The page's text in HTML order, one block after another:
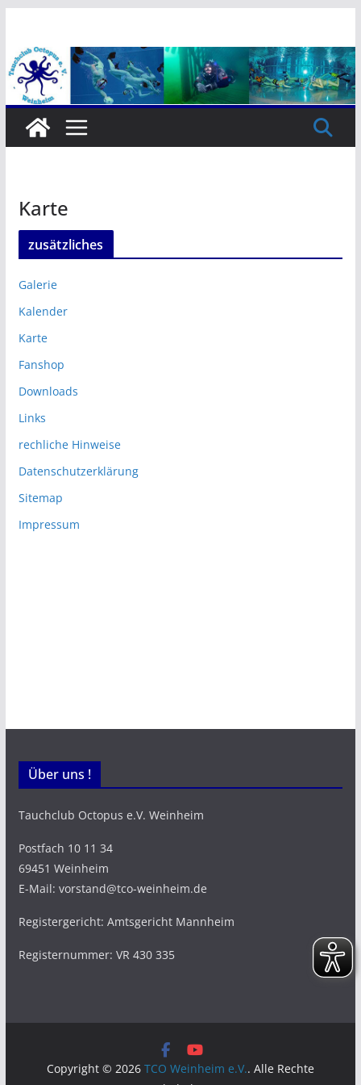
springen
Karte
zusätzliches
Galerie
Kalender
Karte
Fanshop
Downloads
Links
rechliche Hinweise
Datenschutzerklärung
Sitemap
Impressum
Über uns !
Tauchclub Octopus e.V. Weinheim
Postfach 10 11 34
69451 Weinheim
E-Mail: vorstand@tco-weinheim.de
Registergericht: Amtsgericht Mannheim
Registernummer: VR 430 335
Copyright © 2026 TCO Weinheim e.V.. Alle Rechte